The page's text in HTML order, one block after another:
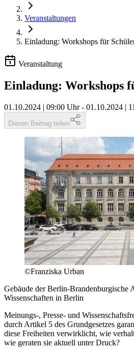
Veranstaltungen
Einladung: Workshops für
Veranstaltung
Einladung: Workshops
01.10.2024 | 09:00 Uhr- 01.10.2024 |
Diesen Beitrag teilen
©Franziska Urban
Gebäude der Berlin-Brandenburgische
Wissenschaften in Berlin
Meinungs‐, Presse‐ und
durch Artikel 5 des Grundgesetzes
diese Freiheiten verwirklicht, wie
wie geraten sie aktuell unter Druck?